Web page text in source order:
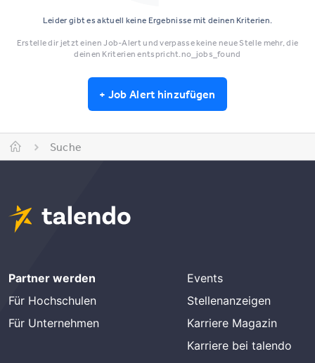
Leider gibt es aktuell keine Ergebnisse mit deinen Kriterien.
Erstelle dir jetzt einen Job-Alert und verpasse keine neue Stelle mehr, die
deinen Kriterien entspricht.no_jobs_found
+ Job Alert hinzufügen
Suche
Partner werden
Für Hochschulen
Für Unternehmen
Events
Stellenanzeigen
Karriere Magazin
Karriere bei talendo